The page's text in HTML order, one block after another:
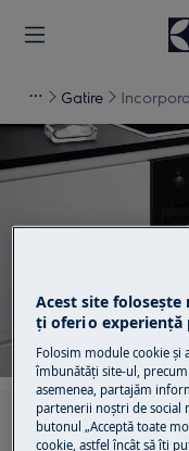
Gatire
Suport
Caută printre
Acest site
ţi oferi o experienţă
Folosim module cookie
îmbunătăţi site-ul,
asemenea, partajăm
partenerii noștri de social
butonul „Acceptă toate
cookie, astfel încât să îţi